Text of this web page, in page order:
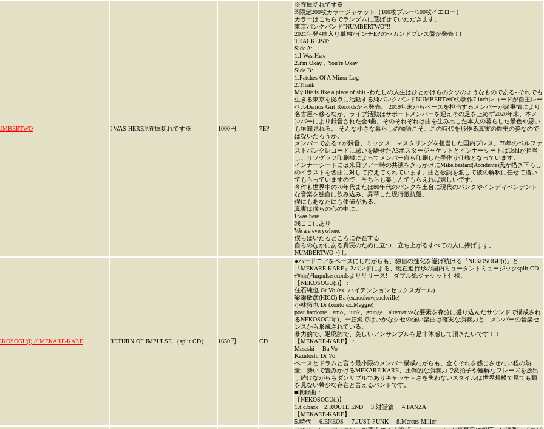
I WAS HERE※在庫切れです※ 1000円 7EP
※在庫切れです※
※限定200枚カラージャケット（100枚ブルー/100枚イエロー）
カラーはこちらでランダムに選ばせていただきます。
東京パンクバンド"NUMBERTWO"!!
2021年発4曲入り単独7インチEPのセカンドプレス盤が発売！!
TRACKLIST:
Side A:
1.I Was Here
2.i'm Okay，You're Okay
Side B:
1.Patches Of A Minor Log
2.Thank
My life is like a piece of shit -わたしの人生はひとかけらのクソのようなものである- それでも
生きる東京を拠点に活動する純パンクバンドNUMBERTWOの新作7 inchレコードが自主レー
ベルDemos Grit Recordsから発売。 2019年末からベースを担当するメンバーが諸事情により
名古屋へ移るなか、ライブ活動はサポートメンバーを迎えその足を止めず2020年末、本メ
ンバーにより録音された全4曲。そのそれぞれは曲を生み出した本人の暮らした景色や思い
も垣間見れる。 そんな小さな暮らしの物語こそ、この時代を形作る真実の歴史の姿なので
はないだろうか。
メンバーであるjr.が録音、ミックス、マスタリングを担当した国内プレス。78年のベルファ
ストパンクレコードに思いを馳せたA3ポスタージャケットとインナーシートはUshiが担当
し、リソグラフ印刷機によってメンバー自ら印刷した手作り仕様となっています。
インナーシートには来日ツアー時の共演をきっかけにMikelbastard(Accidente)氏が描き下ろし
のイラストを各曲に対して拵えてくれています。曲と歌詞を渡して彼の解釈に任せて描い
てもらっていますので、そちらも楽しんでもらえれば嬉しいです。
今作も世界中の70年代または80年代のパンクを土台に現代のパンクやインディペンデント
な音楽を独自に飲み込み、昇華した現行抵抗盤。
僕にもあなたにも価値がある。
真実は僕らの心の中に。
I was here.
我ここにあり
We are everywhere.
僕らはいたるところに存在する
自らのなかにある真実のために立つ、立ち上がるすべての人に捧げます。
NUMBERTWO うし
// MEKARE-KARE RETURN OF IMPULSE （split CD） 1650円 CD
●ハードコアをベースにしながらも、独自の進化を遂げ続ける『NEKOSOGU(i)』と、
『MEKARE-KARE』2バンドによる、現在進行形の国内ミュータントミュージックsplit CD
作品がImpulserecordsよりリリース! ダブル紙ジャケット仕様。
【NEKOSOGU(i)】：
住石純也 Gt.Vo (ex. ハイテンションセックスガール)
梁瀬敏彦(HICO) Ba (ex.rookow,suckville)
小林拓也 Dr (xonto ex.Maggie)
post hardcore、emo、junk、grunge、alternativeな要素を存分に盛り込んだサウンドで構成され
るNEKOSOGU(i)、一筋縄ではいかなクセの強い楽曲は確実な演奏力と、メンバーの音楽セ
ンスから形成されている。
暴力的で、退廃的で、美しいアンサンブルを是非体感して頂きたいです！！
【MEKARE-KARE】：
Masashi Ba Vo
Kazutoshi Dr Vo
ベースとドラムと言う最小限のメンバー構成ながらも、全くそれを感じさせない程の熱
量、勢いで畳みかけるMEKARE-KARE、圧倒的な演奏力で変拍子や難解なフレーズを放出
し続けながらもダンサブルでありキャッチ－さを失わないスタイルは世界規模で見ても類
を見ない希少な存在と言えるバンドです。
■収録曲：
【NEKOSOGU(i)】
1.t.c.back 2.ROUTE END 3.対話篇 4.FANZA
【MEKARE-KARE】
5.時代 6.ENEOS 7.JUST PUNK 8.Marcus Miller